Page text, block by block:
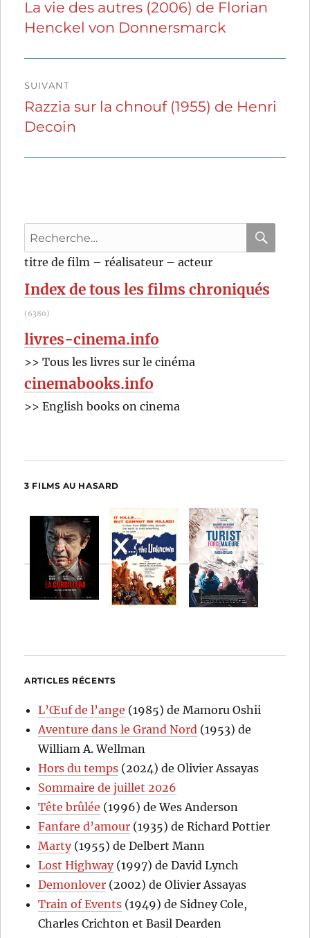
l’article
Publication
précédente :
La vie des autres (2006) de Florian
Henckel von Donnersmarck
SUIVANT
Publication
suivante :
Razzia sur la chnouf (1955) de Henri
Decoin
Recherche
pour
:
titre de film – réalisateur – acteur
Index de tous les films chroniqués
(6380)
livres-cinema.info
>> Tous les livres sur le cinéma
cinemabooks.info
>> English books on cinema
3 FILMS AU HASARD
ARTICLES RÉCENTS
L’Œuf de l’ange (1985) de Mamoru Oshii
Aventure dans le Grand Nord (1953) de
William A. Wellman
Hors du temps (2024) de Olivier Assayas
Sommaire de juillet 2026
Tête brûlée (1996) de Wes Anderson
Fanfare d’amour (1935) de Richard Pottier
Marty(1955) de Delbert Mann
Lost Highway(1997) de David Lynch
Demonlover (2002) de Olivier Assayas
Train of Events (1949) de Sidney Cole,
Charles Crichton et Basil Dearden